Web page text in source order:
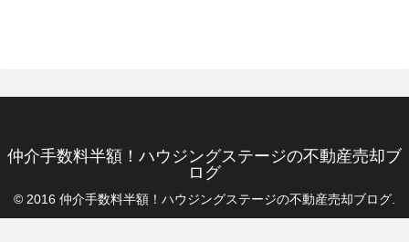
仲介手数料半額！ハウジングステージの不動産売却ブ
ログ
© 2016 仲介手数料半額！ハウジングステージの不動産売却ブログ.